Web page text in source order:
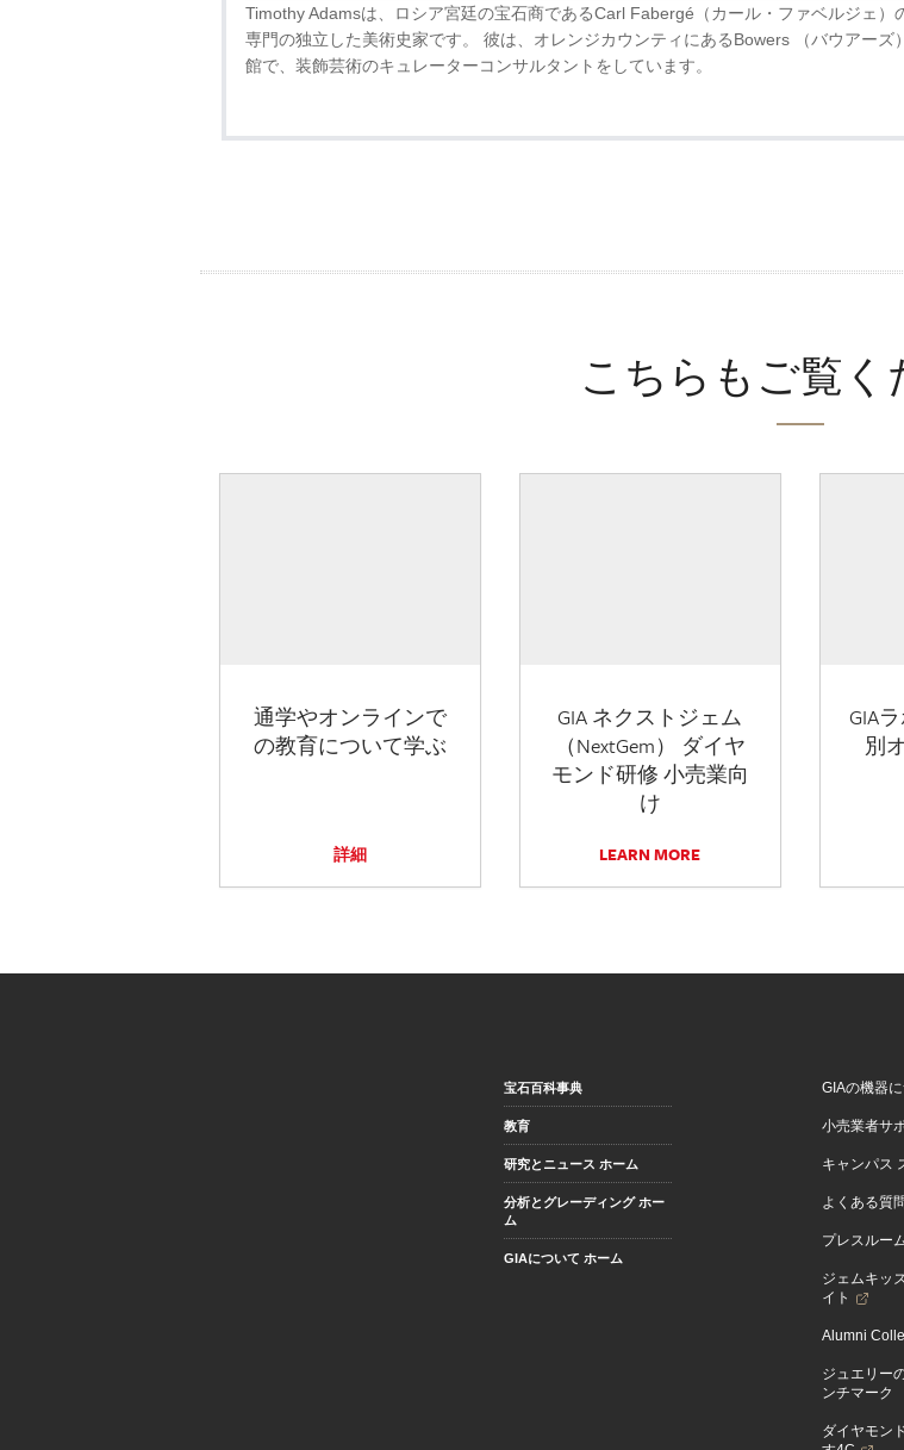
Timothy Adamsは、ロシア宮廷の宝石商であるCarl Fabergé（カール・ファベルジェ）
専門の独立した美術史家です。 彼は、オレンジカウンティにあるBowers （バウアーズ
館で、装飾芸術のキュレーターコンサルタントをしています。
こちらもご覧く
通学やオンラインで
の教育について学ぶ
詳細
GIA ネクストジェム
（NextGem） ダイヤ
モンド研修 小売業向
け
LEARN MORE
GIA
別
宝石百科事典
教育
研究とニュース ホーム
分析とグレーディング ホー
ム
GIAについて ホーム
GIAの機器
小売業者サ
キャンパス
よくある質
プレスルー
ジェムキッ
イト
Alumni
ジュエリー
ンチマーク
ダイヤモン